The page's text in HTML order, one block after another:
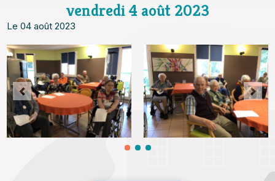
vendredi 4 août 2023
Le 04 août 2023